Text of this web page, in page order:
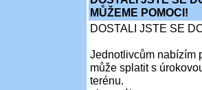
MŮŽEME POMOCI!
DOSTALI JSTE SE
Jednotlivcům nabízím
může splatit s
terénu.